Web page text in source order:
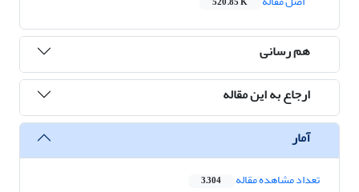
هم رسانی
ارجاع به این مقاله
آمار
تعداد مشاهده مقاله 3,304